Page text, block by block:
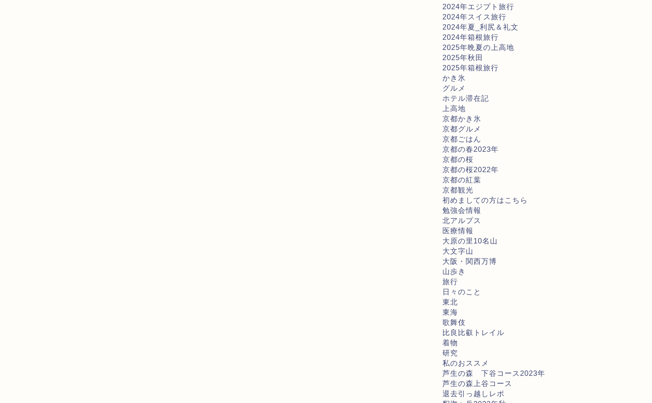
2024年エジプト旅行
2024年スイス旅行
2024年夏_利尻＆礼文
2024年箱根旅行
2025年晩夏の上高地
2025年秋田
2025年箱根旅行
かき氷
グルメ
ホテル滞在記
上高地
京都かき氷
京都グルメ
京都ごはん
京都の春2023年
京都の桜
京都の桜2022年
京都の紅葉
京都観光
初めましての方はこちら
勉強会情報
北アルプス
医療情報
大原の里10名山
大文字山
大阪・関西万博
山歩き
旅行
日々のこと
東北
東海
歌舞伎
比良比叡トレイル
着物
研究
私のおススメ
芦生の森 下谷コース2023年
芦生の森上谷コース
退去引っ越しレポ